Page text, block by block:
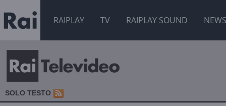
RAIPLAY TV RAIPLAY SOUND NEWS
SOLO TESTO